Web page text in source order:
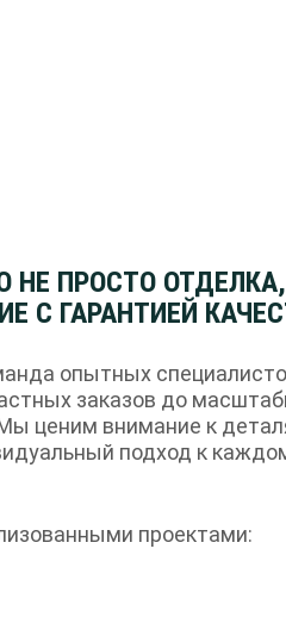
НЕ ПРОСТО
С ГАРАНТИЕЙ
опытных
заказов до
ценим внимание к
подход к
проектами: